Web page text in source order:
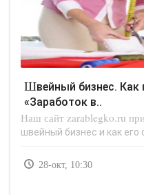
Швейный бизнес. Как продать ваш труд -
«Заработок в..
Наш сайт zarablegko.ru
швейный бизнес и как его
28-окт, 10:30